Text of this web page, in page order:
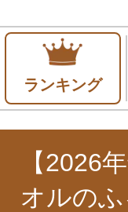
ランキング
【2026
オルの